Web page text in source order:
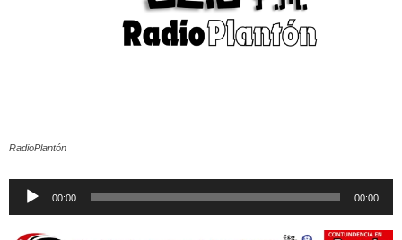
RadioPlantón
Reproductor
00:00 00:00